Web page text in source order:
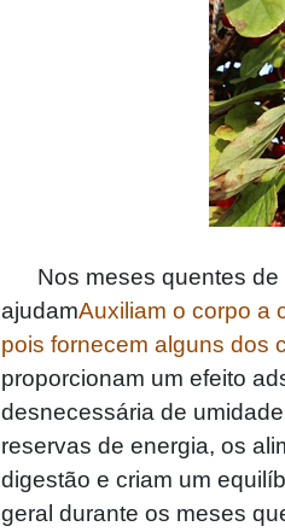
Nos meses quentes de
ajudamAuxiliam o corpo a
pois fornecem alguns dos
proporcionam um efeito
desnecessária de
reservas de energia, os
digestão e criam um
geral durante os meses